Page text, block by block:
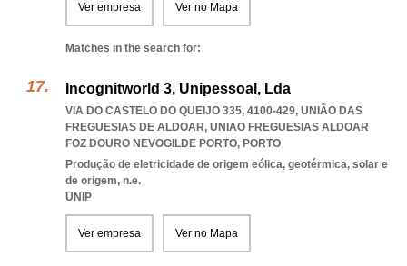
Ver empresa Ver no Mapa
Matches in the search for:
Incognitworld 3, Unipessoal, Lda
VIA DO CASTELO DO QUEIJO 335, 4100-429, UNIÃO DAS
FREGUESIAS DE ALDOAR, UNIAO FREGUESIAS ALDOAR
FOZ DOURO NEVOGILDE PORTO, PORTO
Produção de eletricidade de origem eólica, geotérmica, solar e
de origem, n.e.
UNIP
Ver empresa Ver no Mapa